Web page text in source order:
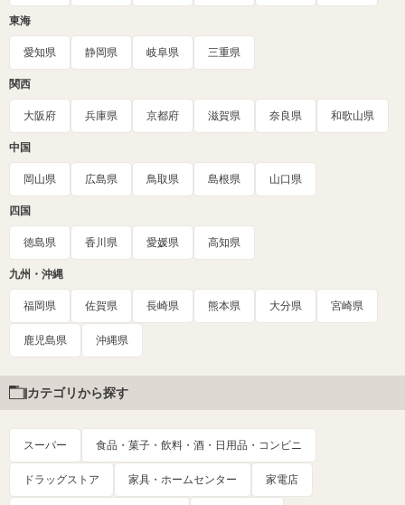
東海
愛知県 静岡県 岐阜県 三重県
関西
大阪府 兵庫県 京都府 滋賀県 奈良県 和歌山県
中国
岡山県 広島県 鳥取県 島根県 山口県
四国
徳島県 香川県 愛媛県 高知県
九州・沖縄
福岡県 佐賀県 長崎県 熊本県 大分県 宮崎県
鹿児島県 沖縄県
カテゴリから探す
スーパー 食品・菓子・飲料・酒・日用品・コンビニ
ドラッグストア 家具・ホームセンター 家電店